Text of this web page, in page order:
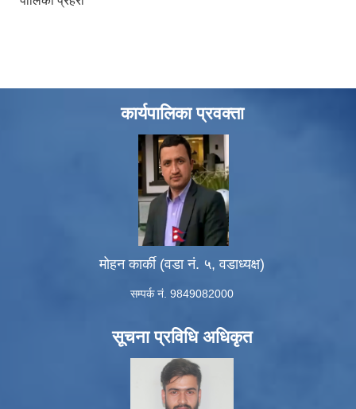
कार्यपालिका प्रवक्ता
मोहन कार्की (वडा नं. ५, वडाध्यक्ष)
सम्पर्क नं. 9849082000
सूचना प्रविधि अधिकृत